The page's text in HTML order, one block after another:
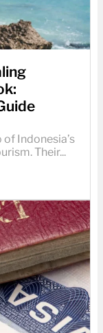
Indonesia’s
Their...